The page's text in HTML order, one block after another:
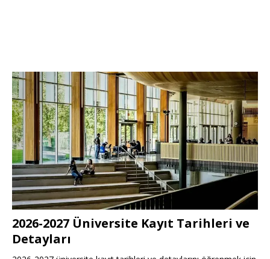
2026-2027 Üniversite Kayıt Tarihleri ve
Detayları